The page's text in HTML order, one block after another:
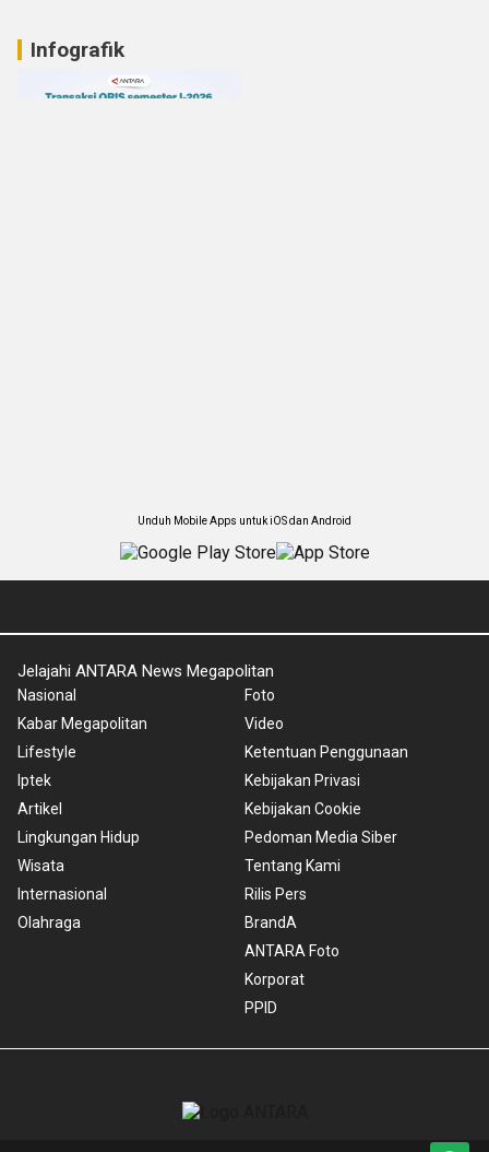
Infografik
Unduh Mobile Apps untuk iOS dan Android
Jelajahi ANTARA News Megapolitan
Nasional
Kabar Megapolitan
Lifestyle
Iptek
Artikel
Lingkungan Hidup
Wisata
Internasional
Olahraga
Foto
Video
Ketentuan Penggunaan
Kebijakan Privasi
Kebijakan Cookie
Pedoman Media Siber
Tentang Kami
Rilis Pers
BrandA
ANTARA Foto
Korporat
PPID